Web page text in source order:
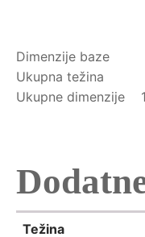
Dimenzije baze
Ukupna težina
Ukupne dimenzije
Težina